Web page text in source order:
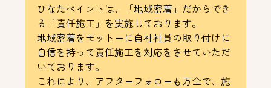
ひなたペイントは、「地域密着」だからでき
る「責任施工」を実施しております。
地域密着をモットーに自社社員の取り付けに
自信を持って責任施工を対応をさせていただ
いております。
これにより、アフターフォローも万全で、施